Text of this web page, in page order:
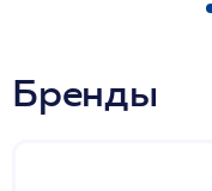
Бренды